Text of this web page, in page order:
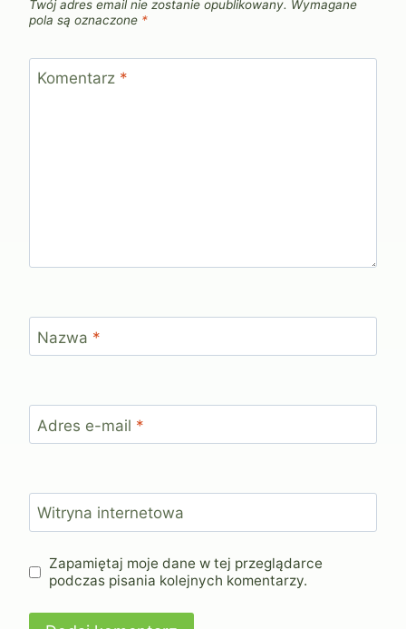
Twój adres email nie zostanie opublikowany. Wymagane
pola są oznaczone *
Komentarz *
Nazwa *
Adres e-mail *
Witryna internetowa
Zapamiętaj moje dane w tej przeglądarce
podczas pisania kolejnych komentarzy.